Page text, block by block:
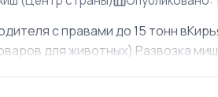
с правами до 15 тонн
для животных) Развозка